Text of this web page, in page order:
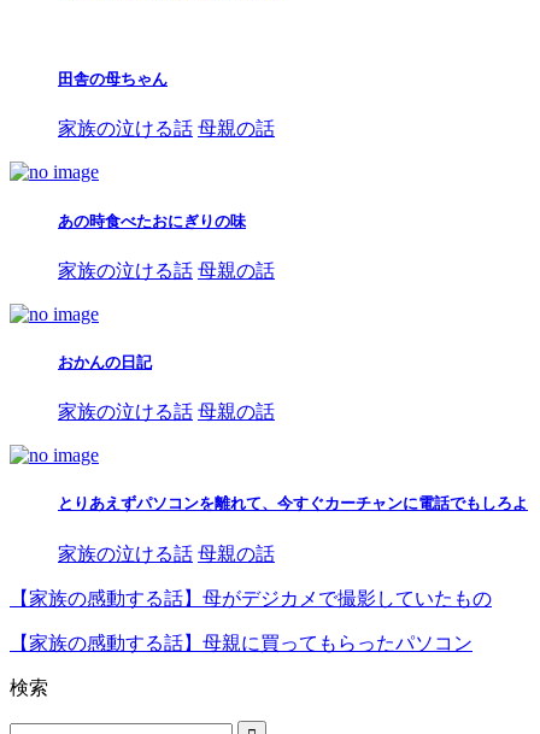
田舎の母ちゃん
家族の泣ける話 母親の話
あの時食べたおにぎりの味
家族の泣ける話 母親の話
おかんの日記
家族の泣ける話 母親の話
とりあえずパソコンを離れて、今すぐカーチャンに電話でもしろよ
家族の泣ける話 母親の話
【家族の感動する話】母がデジカメで撮影していたもの
【家族の感動する話】母親に買ってもらったパソコン
検索